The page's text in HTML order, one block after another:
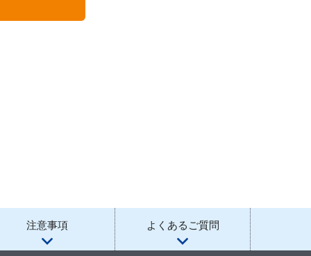
注意事項 よくあるご質問